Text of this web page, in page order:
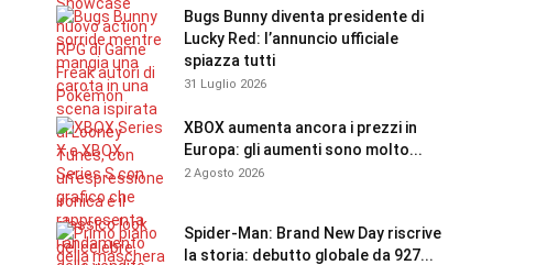
Bugs Bunny diventa presidente di
Lucky Red: l’annuncio ufficiale
spiazza tutti
31 Luglio 2026
XBOX aumenta ancora i prezzi in
Europa: gli aumenti sono molto...
2 Agosto 2026
Spider-Man: Brand New Day riscrive
la storia: debutto globale da 927...